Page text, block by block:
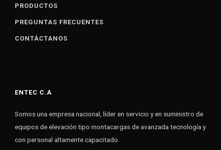
PRODUCTOS
PREGUNTAS FRECUENTES
CONTÁCTANOS
ENTEC C.A
Somos una empresa nacional, líder en servicio y en suministro de
equipos de elevación tipo montacargas de avanzada tecnología y
con personal altamente capacitado.